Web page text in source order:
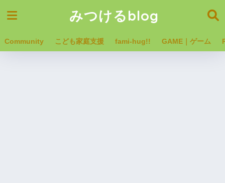
みつけるblog
Community こども家庭支援 fami-hug!! GAME｜ゲーム